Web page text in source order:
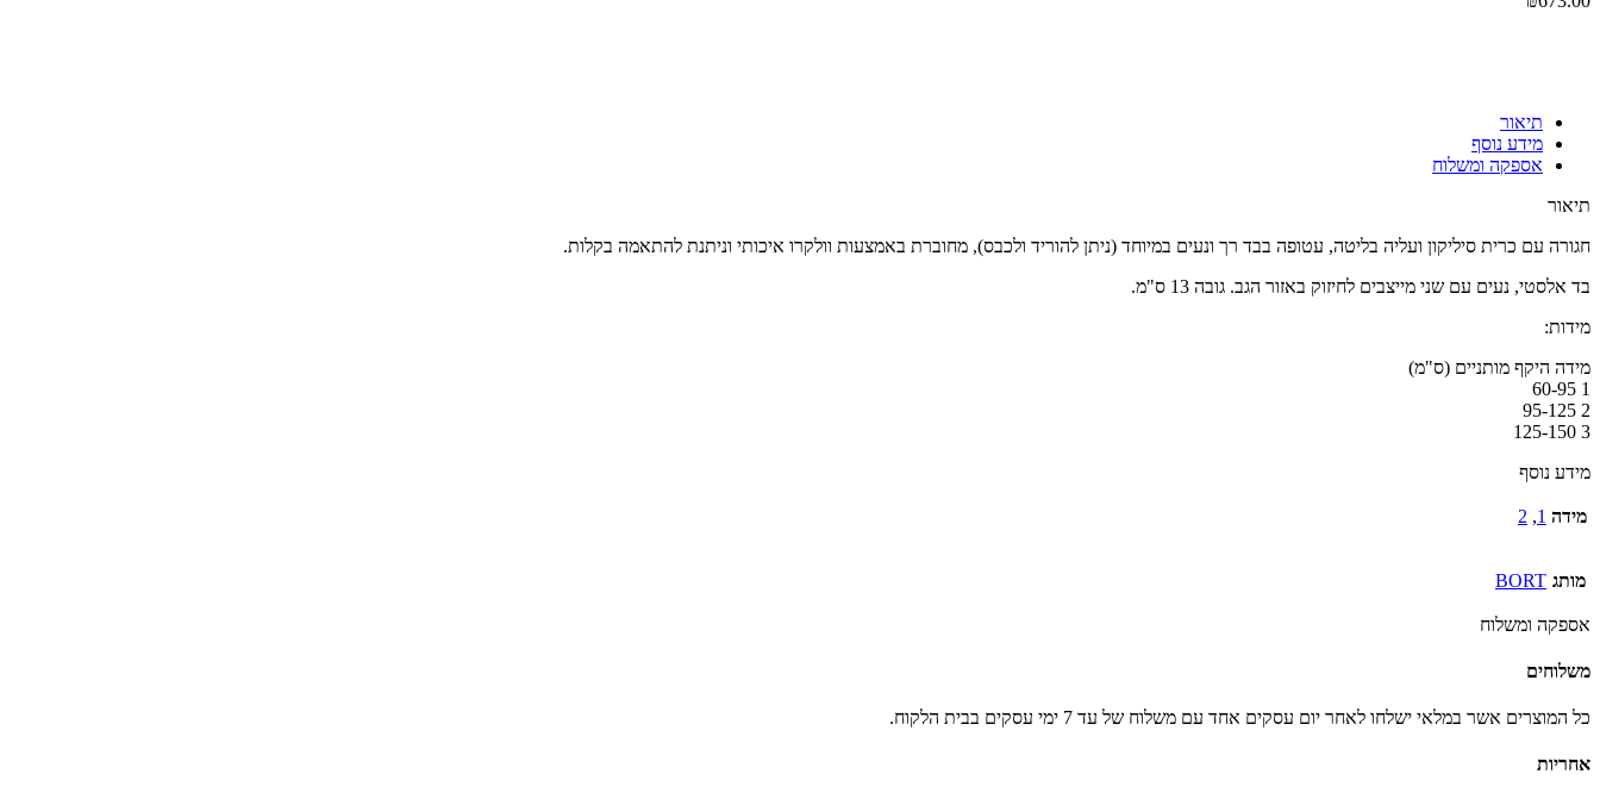
תיאור
מידע נוסף
אספקה ומשלוח
תיאור
חגורה עם כרית סיליקון ועליה בליטה, עטופה בבד רך ונעים במיוחד (ניתן להוריד ולכבס), מחוברת באמצעות וולקרו איכותי וניתנת להתאמה בקלות.
בד אלסטי, נעים עם שני מייצבים לחיזוק באזור הגב. גובה 13 ס"מ.
מידות:
מידה היקף מותניים (ס"מ)
1 60-95
2 95-125
3 125-150
מידע נוסף
מידה 1
,
2
מותג BORT
אספקה ומשלוח
משלוחים
כל המוצרים אשר במלאי ישלחו לאחר יום עסקים אחד עם משלוח של עד 7 ימי עסקים בבית הלקוח.
אחריות